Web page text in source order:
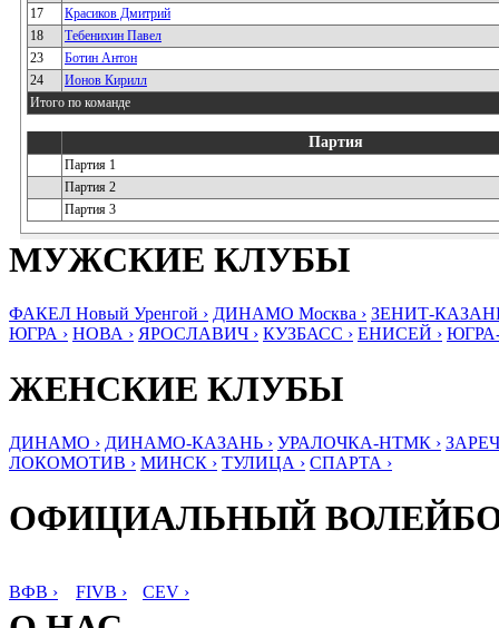
17
Красиков Дмитрий
18
Тебенихин Павел
23
Ботин Антон
24
Ионов Кирилл
Итого по команде
Партия
Партия 1
Партия 2
Партия 3
МУЖСКИЕ КЛУБЫ
ФАКЕЛ Новый Уренгой › ДИНАМО Москва › ЗЕНИТ-
ЮГРА › НОВА › ЯРОСЛАВИЧ › КУЗБАСС › ЕНИСЕЙ ›
ЖЕНСКИЕ КЛУБЫ
ДИНАМО › ДИНАМО-КАЗАНЬ › УРАЛОЧКА-НТМК ›
ЛОКОМОТИВ › МИНСК › ТУЛИЦА › СПАРТА ›
ОФИЦИАЛЬНЫЙ
ВФВ › FIVB › CEV ›